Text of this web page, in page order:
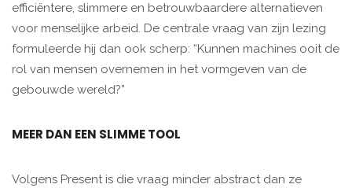
efficiëntere, slimmere en betrouwbaardere alternatieven
voor menselijke arbeid. De centrale vraag van zijn lezing
formuleerde hij dan ook scherp: “Kunnen machines ooit de
rol van mensen overnemen in het vormgeven van de
gebouwde wereld?”
MEER DAN EEN SLIMME TOOL
Volgens Present is die vraag minder abstract dan ze